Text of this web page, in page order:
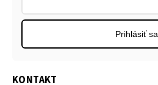
KONTAKT
Prihlásiť sa